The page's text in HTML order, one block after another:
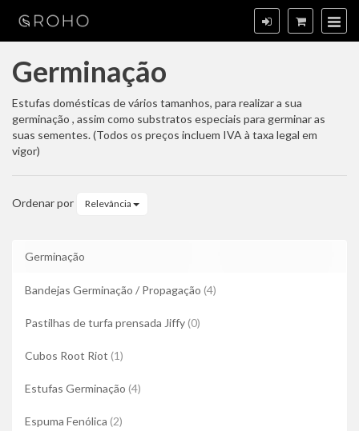
Germinação
Germinação
Estufas domésticas de vários tamanhos, para realizar a sua
germinação , assim como substratos especiais para germinar as
suas sementes. (Todos os preços incluem IVA à taxa legal em
vigor)
Ordenar por Relevância
Germinação
Bandejas Germinação / Propagação (4)
Pastilhas de turfa prensada Jiffy (0)
Cubos Root Riot (1)
Estufas Germinação (4)
Espuma Fenólica (2)